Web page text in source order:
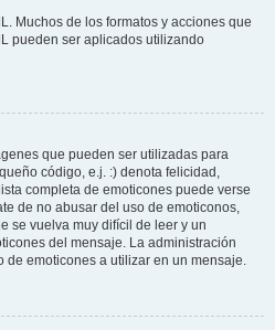
Muchos de los formatos y acciones que
pueden ser aplicados utilizando
que pueden ser utilizadas para
código, e.j. :) denota felicidad,
completa de emoticones puede verse
de no abusar del uso de emoticonos,
se vuelva muy difícil de leer y un
del mensaje. La administración
emoticones a utilizar en un mensaje.